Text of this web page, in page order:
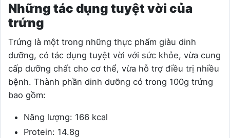
Những tác dụng tuyệt vời của
trứng
Trứng là một trong những thực phẩm giàu dinh
dưỡng, có tác dụng tuyệt vời với sức khỏe, vừa cung
cấp dưỡng chất cho cơ thể, vừa hỗ trợ điều trị nhiều
bệnh. Thành phần dinh dưỡng có trong 100g trứng
bao gồm:
Năng lượng: 166 kcal
Protein: 14.8g